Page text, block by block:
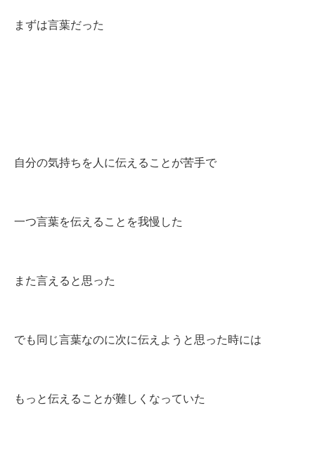
まずは言葉だった
自分の気持ちを人に伝えることが苦手で
一つ言葉を伝えることを我慢した
また言えると思った
でも同じ言葉なのに次に伝えようと思った時には
もっと伝えることが難しくなっていた